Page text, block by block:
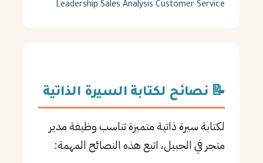
Leadership Sales Analysis Customer Service
📝 نصائح لكتابة السيرة الذاتية
لكتابة سيرة ذاتية متميزة تناسب وظيفة مدير
متجر في الجبيل، اتبع هذه النصائح المهمة: